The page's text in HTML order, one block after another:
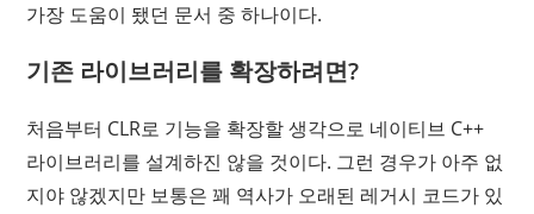
가장 도움이 됐던 문서 중 하나이다.
기존 라이브러리를 확장하려면?
처음부터 CLR로 기능을 확장할 생각으로 네이티브 C++
라이브러리를 설계하진 않을 것이다. 그런 경우가 아주 없
지야 않겠지만 보통은 꽤 역사가 오래된 레거시 코드가 있